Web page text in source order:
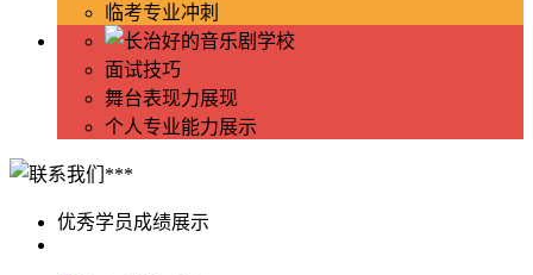
临考专业冲刺
面试技巧
舞台表现力展现
个人专业能力展示
优秀学员成绩展示